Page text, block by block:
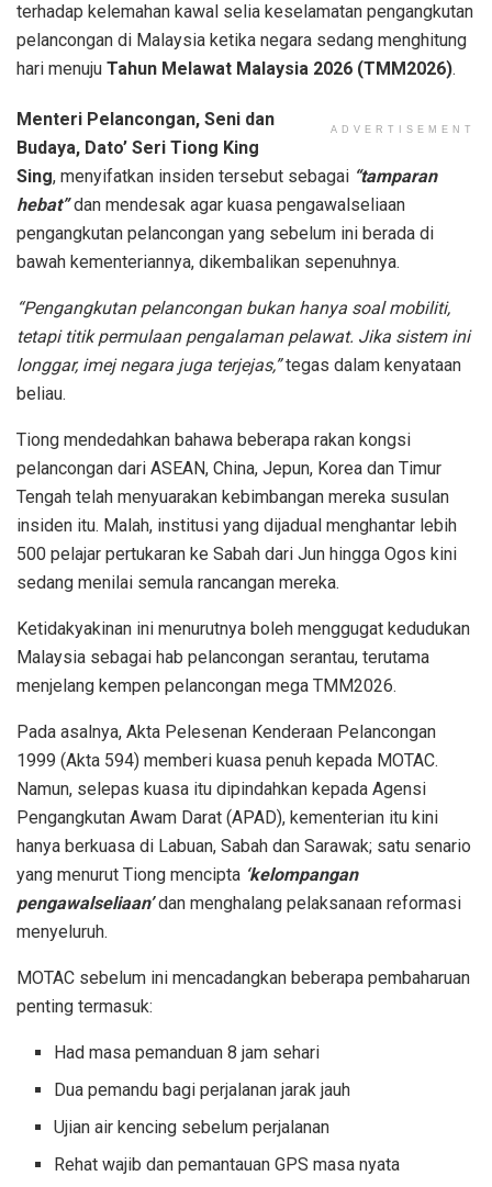
terhadap kelemahan kawal selia keselamatan pengangkutan
pelancongan di Malaysia ketika negara sedang menghitung
hari menuju Tahun Melawat Malaysia 2026 (TMM2026).
ADVERTISEMENT
Menteri Pelancongan, Seni dan
Budaya, Dato’ Seri Tiong King
Sing, menyifatkan insiden tersebut sebagai “tamparan
hebat”dan mendesak agar kuasa pengawalseliaan
pengangkutan pelancongan yang sebelum ini berada di
bawah kementeriannya, dikembalikan sepenuhnya.
“Pengangkutan pelancongan bukan hanya soal mobiliti,
tetapi titik permulaan pengalaman pelawat. Jika sistem ini
longgar, imej negara juga terjejas,”tegas dalam kenyataan
beliau.
Tiong mendedahkan bahawa beberapa rakan kongsi
pelancongan dari ASEAN, China, Jepun, Korea dan Timur
Tengah telah menyuarakan kebimbangan mereka susulan
insiden itu. Malah, institusi yang dijadual menghantar lebih
500 pelajar pertukaran ke Sabah dari Jun hingga Ogos kini
sedang menilai semula rancangan mereka.
Ketidakyakinan ini menurutnya boleh menggugat kedudukan
Malaysia sebagai hab pelancongan serantau, terutama
menjelang kempen pelancongan mega TMM2026.
Pada asalnya, Akta Pelesenan Kenderaan Pelancongan
1999 (Akta 594) memberi kuasa penuh kepada MOTAC.
Namun, selepas kuasa itu dipindahkan kepada Agensi
Pengangkutan Awam Darat (APAD), kementerian itu kini
hanya berkuasa di Labuan, Sabah dan Sarawak; satu senario
yang menurut Tiong mencipta ‘kelompangan
pengawalseliaan’dan menghalang pelaksanaan reformasi
menyeluruh.
MOTAC sebelum ini mencadangkan beberapa pembaharuan
penting termasuk:
Had masa pemanduan 8 jam sehari
Dua pemandu bagi perjalanan jarak jauh
Ujian air kencing sebelum perjalanan
Rehat wajib dan pemantauan GPS masa nyata